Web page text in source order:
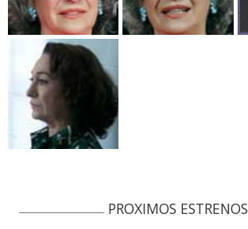
PROXIMOS ESTRENOS